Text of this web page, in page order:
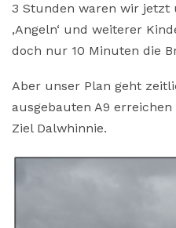
3 Stunden waren wir jetzt
‚Angeln‘ und weiterer
doch nur 10 Minuten die
Aber unser Plan geht
ausgebauten A9
Ziel Dalwhinnie.